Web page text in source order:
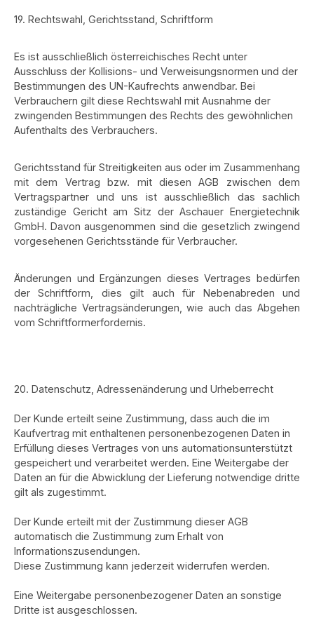
19. Rechtswahl, Gerichtsstand, Schriftform
Es ist ausschließlich österreichisches Recht unter
Ausschluss der Kollisions- und Verweisungsnormen und der
Bestimmungen des UN-Kaufrechts anwendbar. Bei
Verbrauchern gilt diese Rechtswahl mit Ausnahme der
zwingenden Bestimmungen des Rechts des gewöhnlichen
Aufenthalts des Verbrauchers.
Gerichtsstand für Streitigkeiten aus oder im Zusammenhang
mit dem Vertrag bzw. mit diesen AGB zwischen dem
Vertragspartner und uns ist ausschließlich das sachlich
zuständige Gericht am Sitz der Aschauer Energietechnik
GmbH. Davon ausgenommen sind die gesetzlich zwingend
vorgesehenen Gerichtsstände für Verbraucher.
Änderungen und Ergänzungen dieses Vertrages bedürfen
der Schriftform, dies gilt auch für Nebenabreden und
nachträgliche Vertragsänderungen, wie auch das Abgehen
vom Schriftformerfordernis.
20. Datenschutz, Adressenänderung und Urheberrecht
Der Kunde erteilt seine Zustimmung, dass auch die im
Kaufvertrag mit enthaltenen personenbezogenen Daten in
Erfüllung dieses Vertrages von uns automationsunterstützt
gespeichert und verarbeitet werden. Eine Weitergabe der
Daten an für die Abwicklung der Lieferung notwendige dritte
gilt als zugestimmt.
Der Kunde erteilt mit der Zustimmung dieser AGB
automatisch die Zustimmung zum Erhalt von
Informationszusendungen.
Diese Zustimmung kann jederzeit widerrufen werden.
Eine Weitergabe personenbezogener Daten an sonstige
Dritte ist ausgeschlossen.